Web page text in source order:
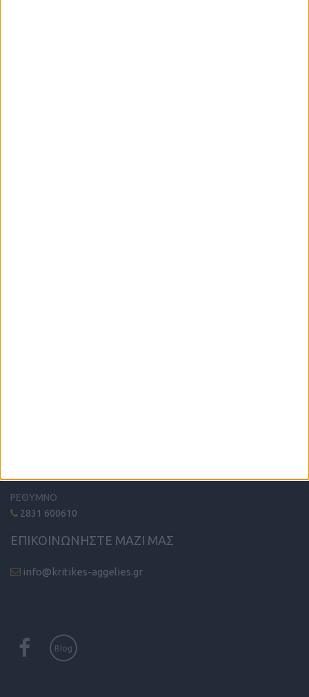
2821 200210
ΡΕΘΥΜΝΟ
2831 600610
ΕΠΙΚΟΙΝΩΝΗΣΤΕ ΜΑΖΙ ΜΑΣ
info@kritikes-aggelies.gr
Blog